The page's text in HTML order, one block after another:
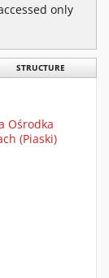
only
STRUCTURE
Ośrodka
(Piaski)